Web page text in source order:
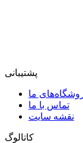
پشتیبانی
ما
تماس با ما
نقشه سایت
کاتالوگ